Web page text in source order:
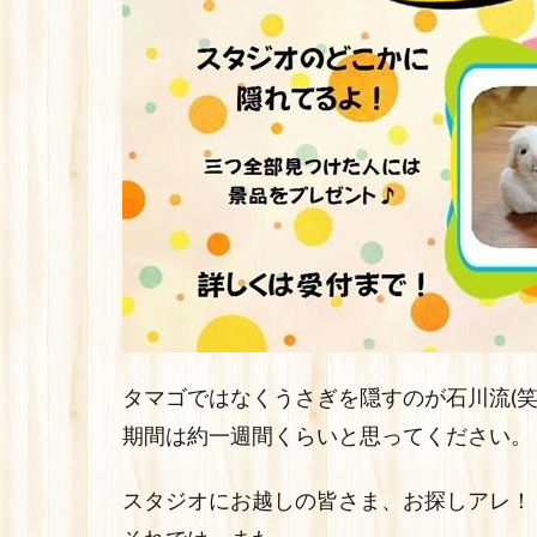
タマゴではなくうさぎを隠すのが石川流(
期間は約一週間くらいと思ってください。
スタジオにお越しの皆さま、お探しアレ！